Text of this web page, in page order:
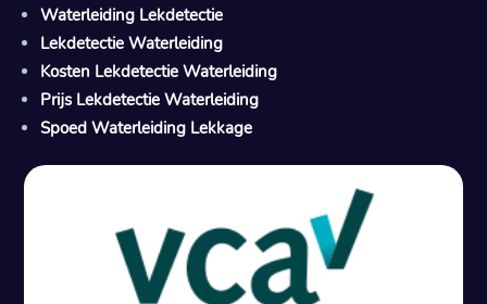
M
Gratis offerte in 24 uur
Waterleiding Lekdetectie
Lekdetectie Waterleiding
Kosten Lekdetectie Waterleiding
Prijs Lekdetectie Waterleiding
Spoed Waterleiding Lekkage